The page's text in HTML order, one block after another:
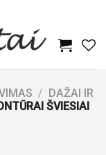
/ DAŽAI IR
ŠVIESIAI